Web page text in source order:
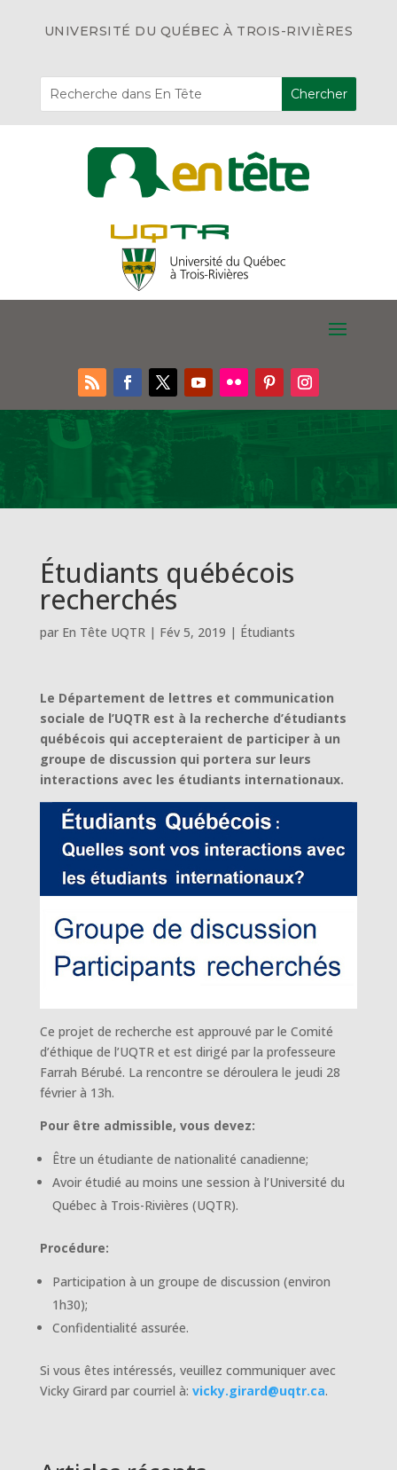
UNIVERSITÉ DU QUÉBEC À TROIS-RIVIÈRES
Étudiants québécois
recherchés
par En Tête UQTR| Fév 5, 2019 | Étudiants
Le Département de lettres et communication
sociale de l’UQTR est à la recherche d’étudiants
québécois qui accepteraient de participer à un
groupe de discussion qui portera sur leurs
interactions avec les étudiants internationaux.
Ce projet de recherche est approuvé par le Comité
d’éthique de l’UQTR et est dirigé par la professeure
Farrah Bérubé. La rencontre se déroulera le jeudi 28
février à 13h.
Pour être admissible, vous devez:
Être un étudiante de nationalité canadienne;
Avoir étudié au moins une session à l’Université du
Québec à Trois-Rivières (UQTR).
Procédure:
Participation à un groupe de discussion (environ
1h30);
Confidentialité assurée.
Si vous êtes intéressés, veuillez communiquer avec
Vicky Girard par courriel à: vicky.girard@uqtr.ca.